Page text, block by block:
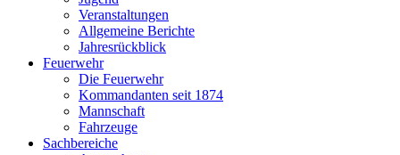
Veranstaltungen
Allgemeine Berichte
Jahresrückblick
Feuerwehr
Die Feuerwehr
Kommandanten seit 1874
Mannschaft
Fahrzeuge
Sachbereiche